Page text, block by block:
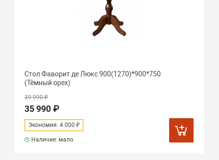
Стол Фаворит де Люкс 900(1270)*900*750
(Тёмный орех)
39 990 ₽
35 990 ₽
Экономия: 4 000 ₽
Наличие: мало